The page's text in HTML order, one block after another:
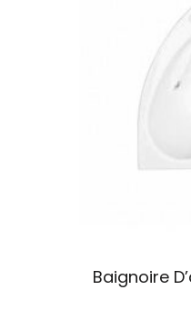
Baignoire